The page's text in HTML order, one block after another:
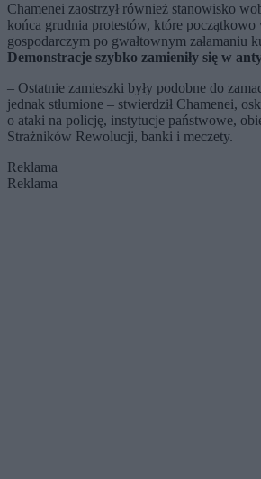
Chamenei zaostrzył również stanowisko
końca grudnia protestów, które początkowo
gospodarczym po gwałtownym załamaniu
Demonstracje szybko zamieniły się w
– Ostatnie zamieszki były podobne do
jednak stłumione – stwierdził Chamenei,
o ataki na policję, instytucje państwowe,
Strażników Rewolucji, banki i meczety.
Reklama
Reklama